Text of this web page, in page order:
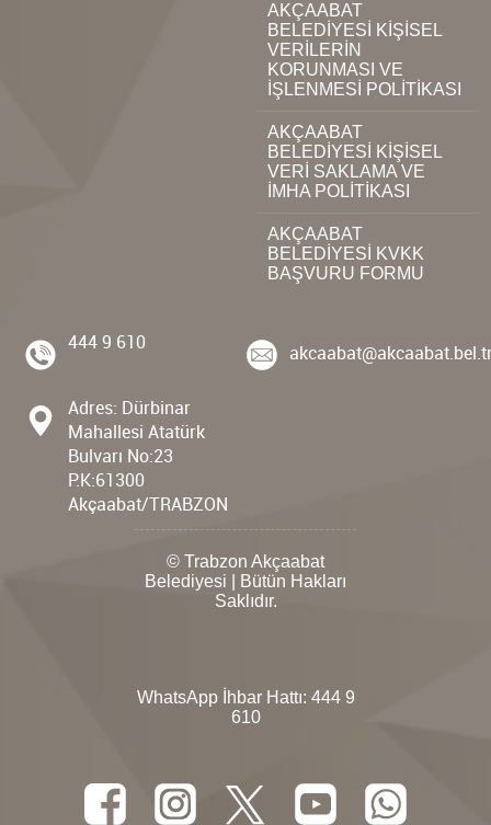
AKÇAABAT
BELEDİYESİ KİŞİSEL
VERİLERİN
KORUNMASI VE
İŞLENMESİ POLİTİKASI
AKÇAABAT
BELEDİYESİ KİŞİSEL
VERİ SAKLAMA VE
İMHA POLİTİKASI
AKÇAABAT
BELEDİYESİ KVKK
BAŞVURU FORMU
444 9 610
Adres: Dürbinar
Mahallesi Atatürk
Bulvarı No:23
P.K:61300
Akçaabat/TRABZON
© Trabzon Akçaabat
Belediyesi | Bütün Hakları
Saklıdır.
WhatsApp İhbar Hattı: 444 9
610